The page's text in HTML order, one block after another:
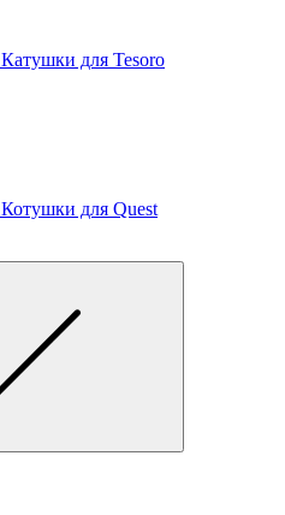
Катушки для Tesoro
Котушки для Quest